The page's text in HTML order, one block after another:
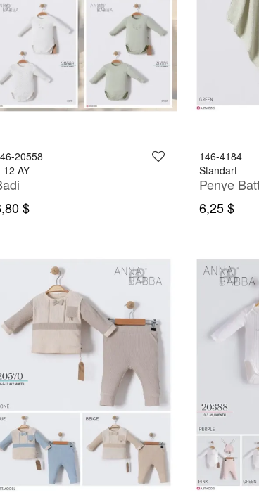
20558
12 AY
$
146-4184
Standart
Penye
6,25 $